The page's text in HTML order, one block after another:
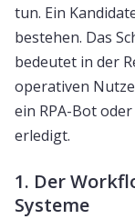
tun. Ein
bestehen. Das
bedeutet in der
operativen
ein RPA-Bot
erledigt.
1. Der
Systeme